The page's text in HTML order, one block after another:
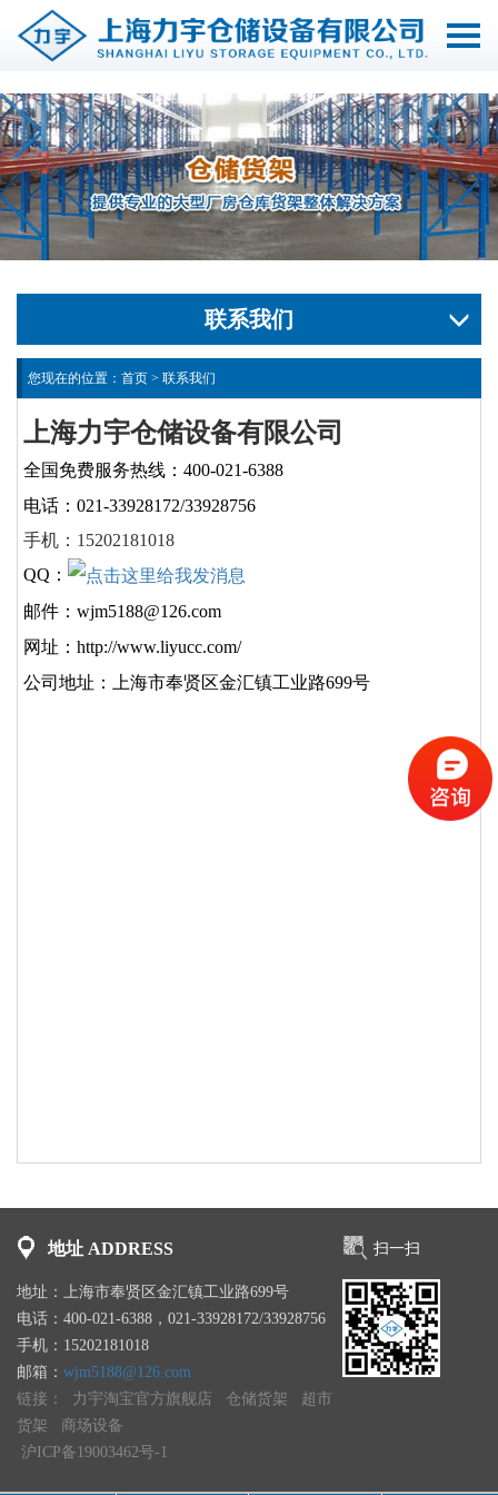
切
航
联系我们
您现在的位置： 首页 > 联系我们
上海力宇仓储设备有限公司
全国免费服务热线：400-021-6388
电话：021-33928172/33928756
手机：15202181018
QQ：
邮件：wjm5188@126.com
网址：http://www.liyucc.com/
公司地址：上海市奉贤区金汇镇工业路699号
地址 ADDRESS
地址：上海市奉贤区金汇镇工业路699号
电话：400-021-6388，021-33928172/33928756
手机：15202181018
邮箱： wjm5188@126.com
链接：
力宇淘宝官方旗舰店 仓储货架
超市
货架
商场设备
沪ICP备19003462号-1
扫一扫